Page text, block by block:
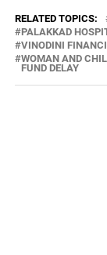
RELATED TOPICS:
PALAKKAD
VINODINI
WOMAN AND
FUND DELAY